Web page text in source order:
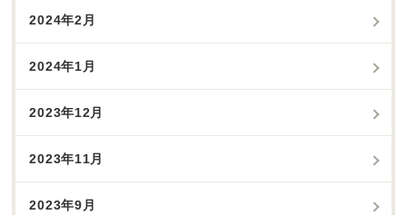
2024年2月
2024年1月
2023年12月
2023年11月
2023年9月